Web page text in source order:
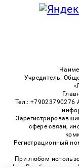
Учредитель:
Тел.: +79023790276
сфере связи,
Регистрационный
При любом